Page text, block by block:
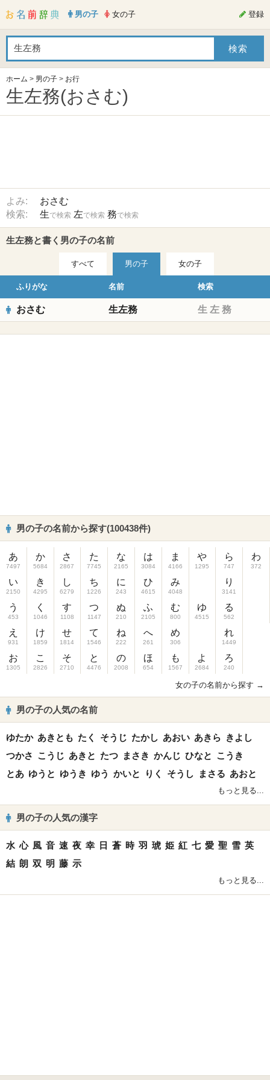
男の子 女の子 登録
ホーム > 男の子 > お行
生左務(おさむ)
よみ:
おさむ
検索:
生で検索 左で検索 務で検索
生左務と書く男の子の名前
すべて 男の子 女の子
ふりがな 名前 検索
おさむ 生左務 生 左 務
男の子の名前から探す(100438件)
あ
7497
い
2150
う
453
え
931
お
1305
か
5684
き
4295
く
1046
け
1859
こ
2826
さ
2867
し
6279
す
1108
せ
1814
そ
2710
た
7745
ち
1226
つ
1147
て
1546
と
4476
な
2165
に
243
ぬ
210
ね
222
の
2008
は
3084
ひ
4615
ふ
2105
へ
261
ほ
654
ま
4166
み
4048
む
800
め
306
も
1567
や
1295
ゆ
4515
よ
2684
ら
747
り
3141
る
562
れ
1449
ろ
240
わ
372
女の子の名前から探す →
男の子の人気の名前
ゆたか あきとも たく そうじ たかし あおい あきら きよし
つかさ こうじ あきと たつ まさき かんじ ひなと こうき
とあ ゆうと ゆうき ゆう かいと りく そうし まさる あおと
もっと見る...
男の子の人気の漢字
水 心 風 音 速 夜 幸 日 蒼 時 羽 琥 姫 紅 七 愛 聖 雪 英
結 朗 双 明 藤 示
もっと見る...